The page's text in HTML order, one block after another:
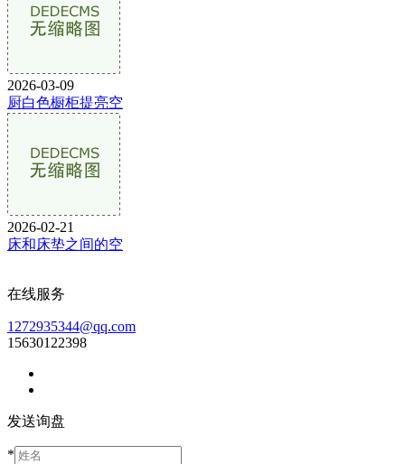
2026-03-09
厨白色橱柜提亮空
2026-02-21
床和床垫之间的空
在线服务
1272935344@qq.com
15630122398
发送询盘
*